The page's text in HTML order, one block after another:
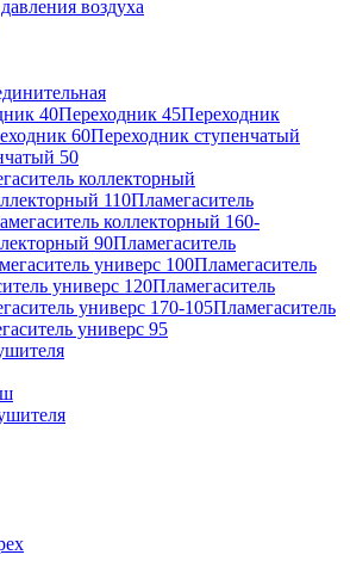
воздуха
40Переходник 45Переходник
60Переходник ступенчатый
50
коллекторный
110Пламегаситель
коллекторный 160-
90Пламегаситель
универс 100Пламегаситель
универс 120Пламегаситель
универс 170-105Пламегаситель
универс 95